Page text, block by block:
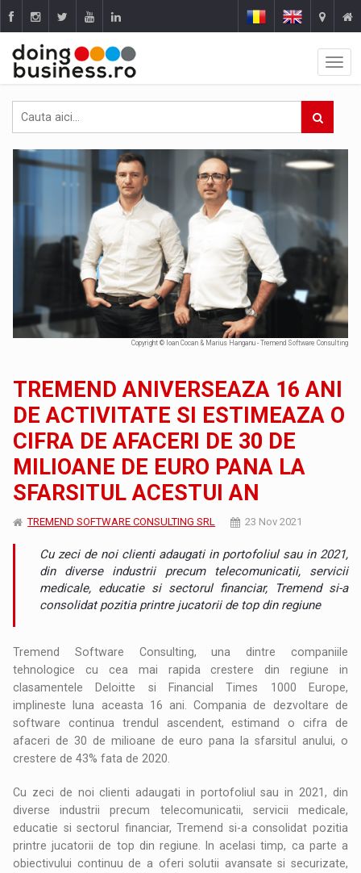
Copyright © Ioan Cocan & Marius Hanganu - Tremend Software Consulting
TREMEND ANIVERSEAZA 16 ANI
DE ACTIVITATE SI ESTIMEAZA O
CIFRA DE AFACERI DE 30 DE
MILIOANE DE EURO PANA LA
SFARSITUL ACESTUI AN
TREMEND SOFTWARE CONSULTING SRL 23 Nov 2021
Cu zeci de noi clienti adaugati in portofoliul sau in 2021,
din diverse industrii precum telecomunicatii, servicii
medicale, educatie si sectorul financiar, Tremend si-a
consolidat pozitia printre jucatorii de top din regiune
Tremend Software Consulting, una dintre companiile
tehnologice cu cea mai rapida crestere din regiune in
clasamentele Deloitte si Financial Times 1000 Europe,
implineste luna aceasta 16 ani. Compania de dezvoltare de
software continua trendul ascendent, estimand o cifra de
afaceri de 30 de milioane de euro pana la sfarsitul anului, o
crestere de 43% fata de 2020.
Cu zeci de noi clienti adaugati in portofoliul sau in 2021, din
diverse industrii precum telecomunicatii, servicii medicale,
educatie si sectorul financiar, Tremend si-a consolidat pozitia
printre jucatorii de top din regiune. In acelasi timp, ca parte a
obiectivului continuu de a oferi solutii avansate si securizate,